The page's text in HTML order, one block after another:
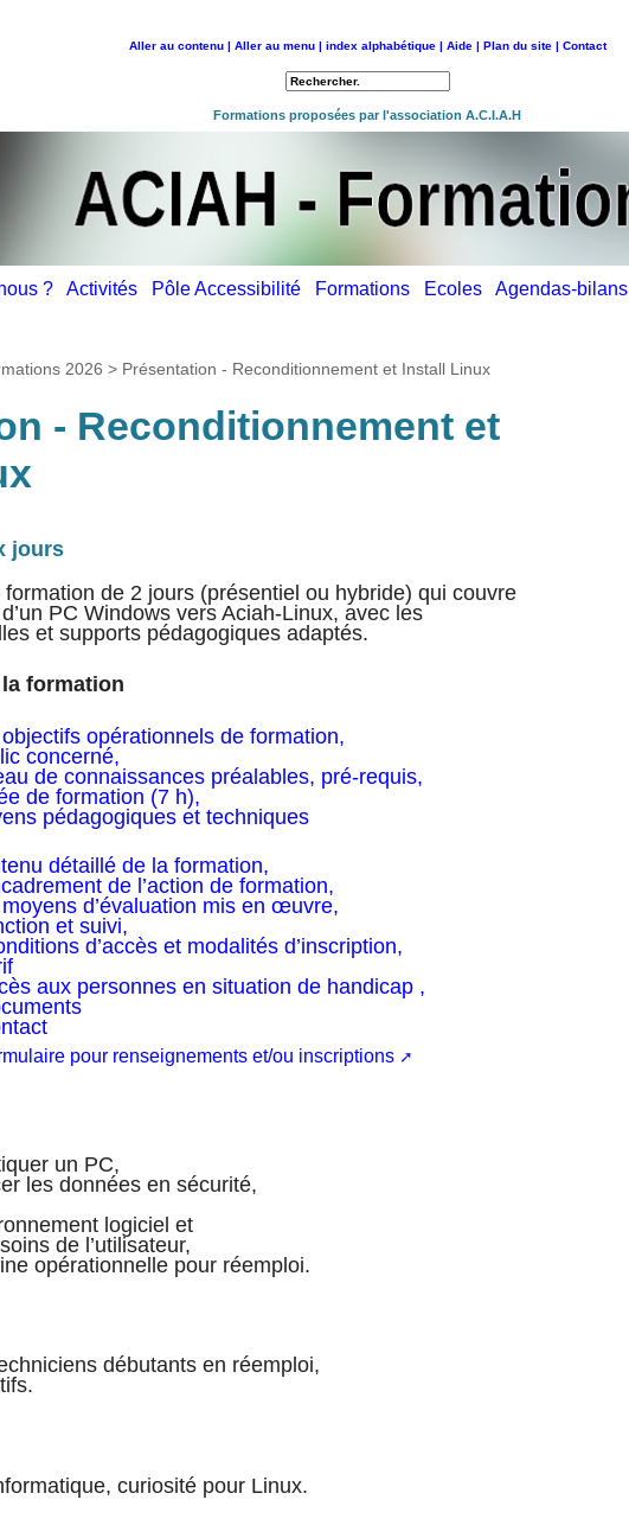
Aller au contenu | Aller au menu | index alphabétique | Aide | Plan du site | Contact
Formations proposées par l'association A.C.I.A.H
? Activités Pôle Accessibilité Formations Ecoles Agendas-bilans
2026 > Présentation - Reconditionnement et Install Linux
- Reconditionnement et
jours
de 2 jours (présentiel ou hybride) qui couvre
PC Windows vers Aciah‑Linux, avec les
et supports pédagogiques adaptés.
formation
opérationnels de formation,
concerné,
de connaissances préalables, pré-requis,
de formation (7 h),
pédagogiques et techniques
détaillé de la formation,
de l’action de formation,
d’évaluation mis en œuvre,
et suivi,
d’accès et modalités d’inscription,
aux personnes en situation de handicap ,
pour renseignements et/ou inscriptions
un PC,
les données en sécurité,
logiciel et
de l’utilisateur,
opérationnelle pour réemploi.
débutants en réemploi,
curiosité pour Linux.